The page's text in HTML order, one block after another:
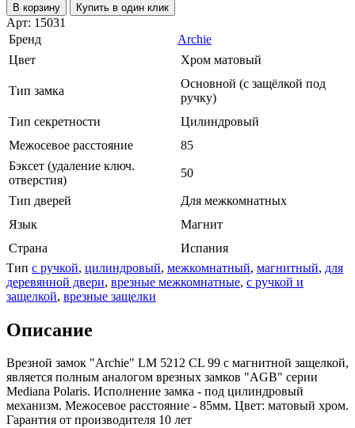
В корзину Купить в один клик
Арт: 15031
Бренд
Archie
Цвет
Хром матовый
Тип замка
Основной (с защёлкой под
ручку)
Тип секретности
Цилиндровый
Межосевое расстояние
85
Бэксет (удаление ключ.
отверстия)
50
Тип дверей
Для межкомнатных
Язык
Магнит
Страна
Испания
Тип с ручкой, цилиндровый, межкомнатный, магнитный, для
деревянной двери, врезные межкомнатные, с ручкой и
защелкой, врезные защелки
Описание
Врезной замок "Archie" LM 5212 CL 99 с магнитной защелкой,
является полным аналогом врезных замков "AGB" серии
Mediana Polaris. Исполнение замка - под цилиндровый
механизм. Межосевое расстояние - 85мм. Цвет: матовый хром.
Гарантия от производителя 10 лет